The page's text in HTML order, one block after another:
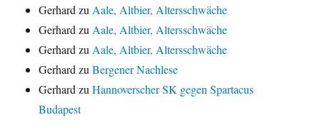
Gerhard zu Aale, Altbier, Altersschwäche
Gerhard zu Aale, Altbier, Altersschwäche
Gerhard zu Aale, Altbier, Altersschwäche
Gerhard zuBergener Nachlese
Gerhard zuHannoverscher SK gegen Spartacus
Budapest